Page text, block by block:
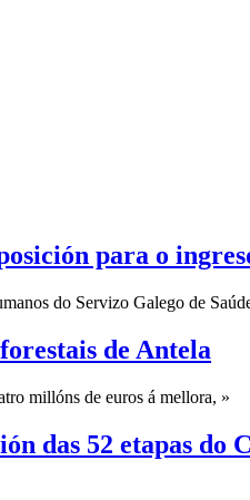
para o
do Servizo Galego de
de Antela
millóns de euros á mellora, »
das 52 etapas do